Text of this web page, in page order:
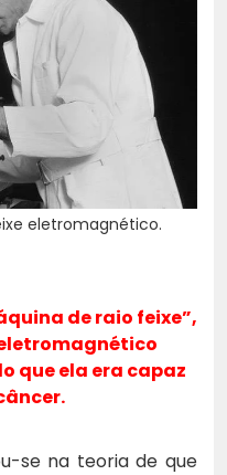
eletromagnético.
de raio feixe”,
que ela era capaz
se na teoria de que